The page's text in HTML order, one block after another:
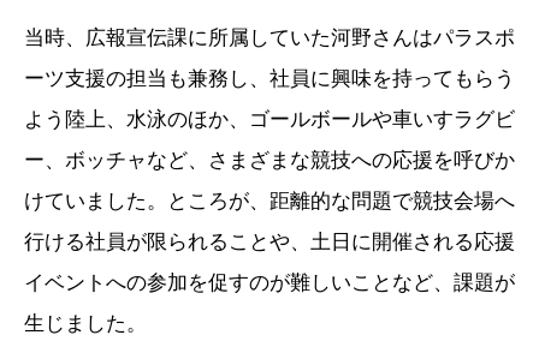
当時、広報宣伝課に所属していた河野さんはパラスポ
ーツ支援の担当も兼務し、社員に興味を持ってもらう
よう陸上、水泳のほか、ゴールボールや車いすラグビ
ー、ボッチャなど、さまざまな競技への応援を呼びか
けていました。ところが、距離的な問題で競技会場へ
行ける社員が限られることや、土日に開催される応援
イベントへの参加を促すのが難しいことなど、課題が
生じました。